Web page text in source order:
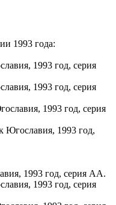
1993 года:
1993 год, серия
1993 год, серия
1993 год, серия
Югославия, 1993 год,
1993 год, серия АА.
1993 год, серия